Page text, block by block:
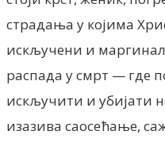
страдања у којима
искључени и
распада у смрт — где
искључити и убијати
изазива саосећање,